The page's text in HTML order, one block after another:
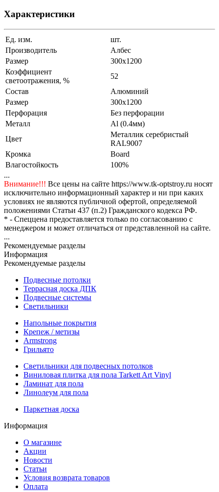
Характеристики
Ед. изм.
шт.
Производитель
Албес
Размер
300x1200
Коэффициент
светоотражения, %
52
Состав
Алюминий
Размер
300x1200
Перфорация
Без перфорации
Металл
Al (0.4мм)
Цвет
Металлик серебристый
RAL9007
Кромка
Board
Влагостойкость
100%
...
Внимание!!! Все цены на сайте https://www.tk-optstroy.ru носят
исключительно информационный характер и ни при каких
условиях не являются публичной офертой, определяемой
положениями Статьи 437 (п.2) Гражданского кодекса РФ.
* - Спеццена предоставляется только по согласованию с
менеджером и может отличаться от представленной на сайте.
...
Рекомендуемые разделы
Информация
Рекомендуемые разделы
Подвесные потолки
Террасная доска ДПК
Подвесные системы
Светильники
Напольные покрытия
Крепеж / метизы
Armstrong
Грильято
Светильники для подвесных потолков
Виниловая плитка для пола Tarkett Art Vinyl
Ламинат для пола
Линолеум для пола
Паркетная доска
Информация
О магазине
Акции
Новости
Статьи
Условия возврата товаров
Оплата